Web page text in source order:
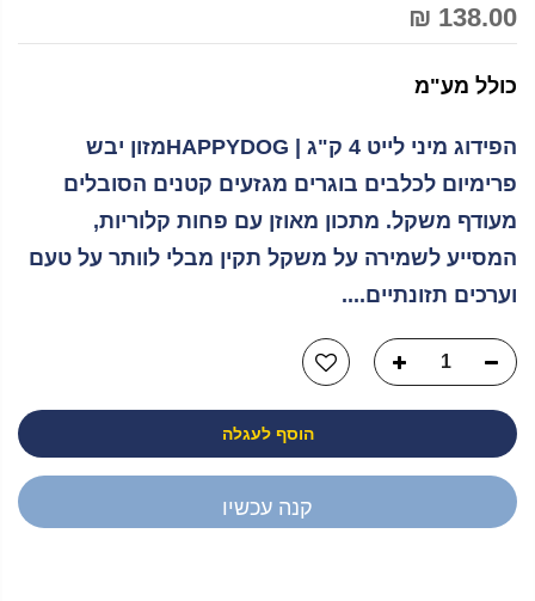
138.00 ₪
כולל מע"מ
הפידוג מיני לייט 4 ק"ג | HAPPYDOGמזון יבש
פרימיום לכלבים בוגרים מגזעים קטנים הסובלים
מעודף משקל. מתכון מאוזן עם פחות קלוריות,
המסייע לשמירה על משקל תקין מבלי לוותר על טעם
וערכים תזונתיים....
הוסף לעגלה
קנה עכשיו